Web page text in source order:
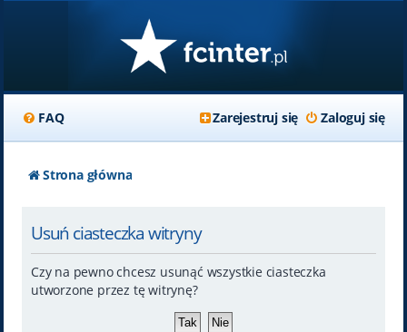
FAQ Zaloguj się
Zarejestruj się
Strona główna
Usuń ciasteczka witryny
Czy na pewno chcesz usunąć wszystkie ciasteczka
utworzone przez tę witrynę?